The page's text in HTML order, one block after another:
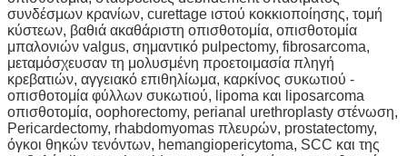
συνδέσμων κρανίων, curettage ιστού κοκκιοποίησης, τομή
κύστεων, βαθιά ακαθάριστη οπισθοτομία, οπισθοτομία
μπαλονιών valgus, σημαντικό pulpectomy, fibrosarcoma,
μεταμόσχευσαν τη μολυσμένη προετοιμασία πληγή
κρεβατιών, αγγειακό επιθηλίωμα, καρκίνος συκωτιού -
οπισθοτομία φύλλων συκωτιού, lipoma και liposarcoma
οπισθοτομία, oophorectomy, perianal urethroplasty στένωση,
Pericardectomy, rhabdomyomas πλευρών, prostatectomy,
όγκοι θηκών τενόντων, hemangiopericytoma, SCC και της